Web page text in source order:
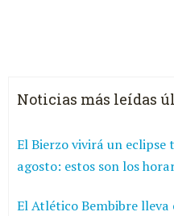
Noticias más leídas
El Bierzo vivirá un eclipse
agosto: estos son los
El Atlético Bembibre lleva